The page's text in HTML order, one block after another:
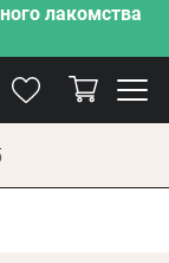
лакомства